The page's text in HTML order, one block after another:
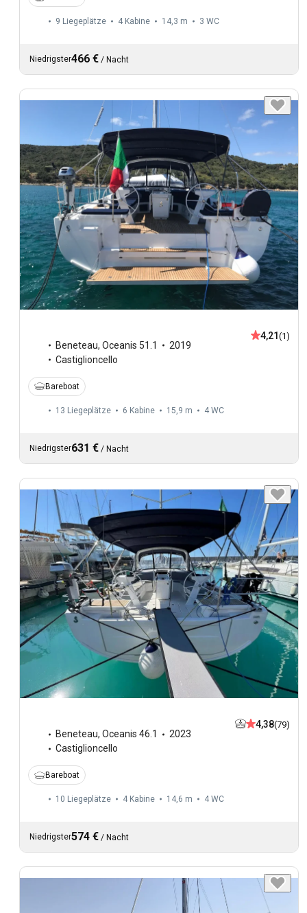
9 Liegeplätze 4 Kabine 14,3 m 3 WC
Niedrigster466 € / Nacht
Beneteau, Oceanis 51.1
2019
Castiglioncello
4,21 (1)
Bareboat
13 Liegeplätze 6 Kabine 15,9 m 4 WC
Niedrigster631 € / Nacht
Beneteau, Oceanis 46.1
2023
Castiglioncello
4,38(79)
Bareboat
10 Liegeplätze 4 Kabine 14,6 m 4 WC
Niedrigster574 € / Nacht